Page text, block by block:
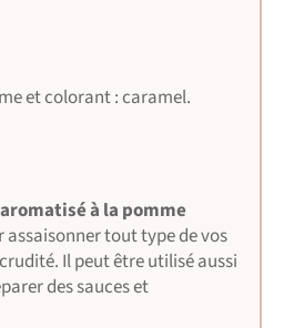
et colorant : caramel.
à la pomme
assaisonner tout type de vos
Il peut être utilisé aussi
des sauces et